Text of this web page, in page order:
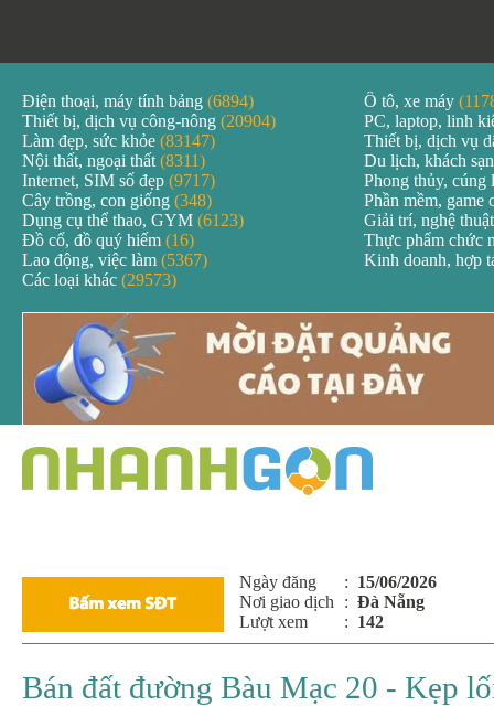
Điện thoại, máy tính bảng (6894) Ô tô, xe máy
Thiết bị, dịch vụ công-nông (20904)
PC, laptop, linh
Làm đẹp, sức khỏe (83147)
Thiết bị, dịch vụ
Nội thất, ngoại thất (8311)
Du lịch, khách
Internet, SIM số đẹp (9717)
Phong thủy, cúng
Cây trồng, con giống (348)
Phần mềm, game
Dụng cụ thể thao, GYM (6123)
Giải trí, nghệ
Đồ cổ, đồ quý hiếm (16)
Thực phẩm chức
Lao động, việc làm (5367)
Kinh doanh, hợp
Các loại khác (29573)
Ngày đăng : 15/06/2026
Nơi giao dịch : Đà Nẵng
Lượt xem
: 142
Bán đất đường Bàu Mạc 20 - Kẹp